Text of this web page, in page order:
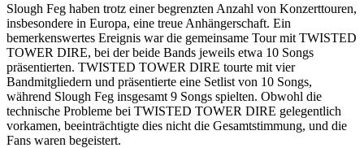
Slough Feg haben trotz einer begrenzten Anzahl von Konzerttouren,
insbesondere in Europa, eine treue Anhängerschaft. Ein
bemerkenswertes Ereignis war die gemeinsame Tour mit TWISTED
TOWER DIRE, bei der beide Bands jeweils etwa 10 Songs
präsentierten. TWISTED TOWER DIRE tourte mit vier
Bandmitgliedern und präsentierte eine Setlist von 10 Songs,
während Slough Feg insgesamt 9 Songs spielten. Obwohl die
technische Probleme bei TWISTED TOWER DIRE gelegentlich
vorkamen, beeinträchtigte dies nicht die Gesamtstimmung, und die
Fans waren begeistert.